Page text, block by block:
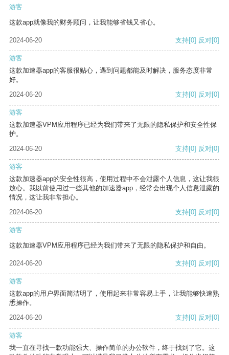
游客
这款app就像我的财务顾问，让我能够省钱又省心。
2024-06-20 支持[0] 反对[0]
游客
这款加速器app的客服很贴心，遇到问题都能及时解决，服务态度非常
好。
2024-06-20
支持[0] 反对[0]
游客
这款加速器VPM应用程序已经为我们带来了无限的隐私保护和安全性保
护。
2024-06-20
支持[0] 反对[0]
游客
这款加速器app的安全性很高，使用过程中不会泄露个人信息，这让我很
放心。我以前使用过一些其他的加速器app，经常会出现个人信息泄露的
情况，这让我非常担心。
2024-06-20
支持[0] 反对[0]
游客
这款加速器VPM应用程序已经为我们带来了无限的隐私保护和自由。
2024-06-20 支持[0] 反对[0]
游客
这款app的用户界面简洁明了，使用起来非常容易上手，让我能够快速熟
悉操作。
2024-06-20
支持[0] 反对[0]
游客
我一直在寻找一款功能强大、操作简单的办公软件，终于找到了它。这